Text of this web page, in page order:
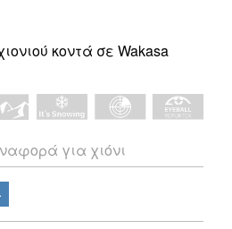
κοντά σε Wakasa
για χιόνι